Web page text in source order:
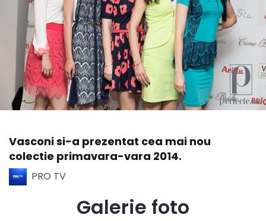
Vasconi si-a prezentat cea mai nou
colectie primavara-vara 2014.
PRO TV
Galerie foto